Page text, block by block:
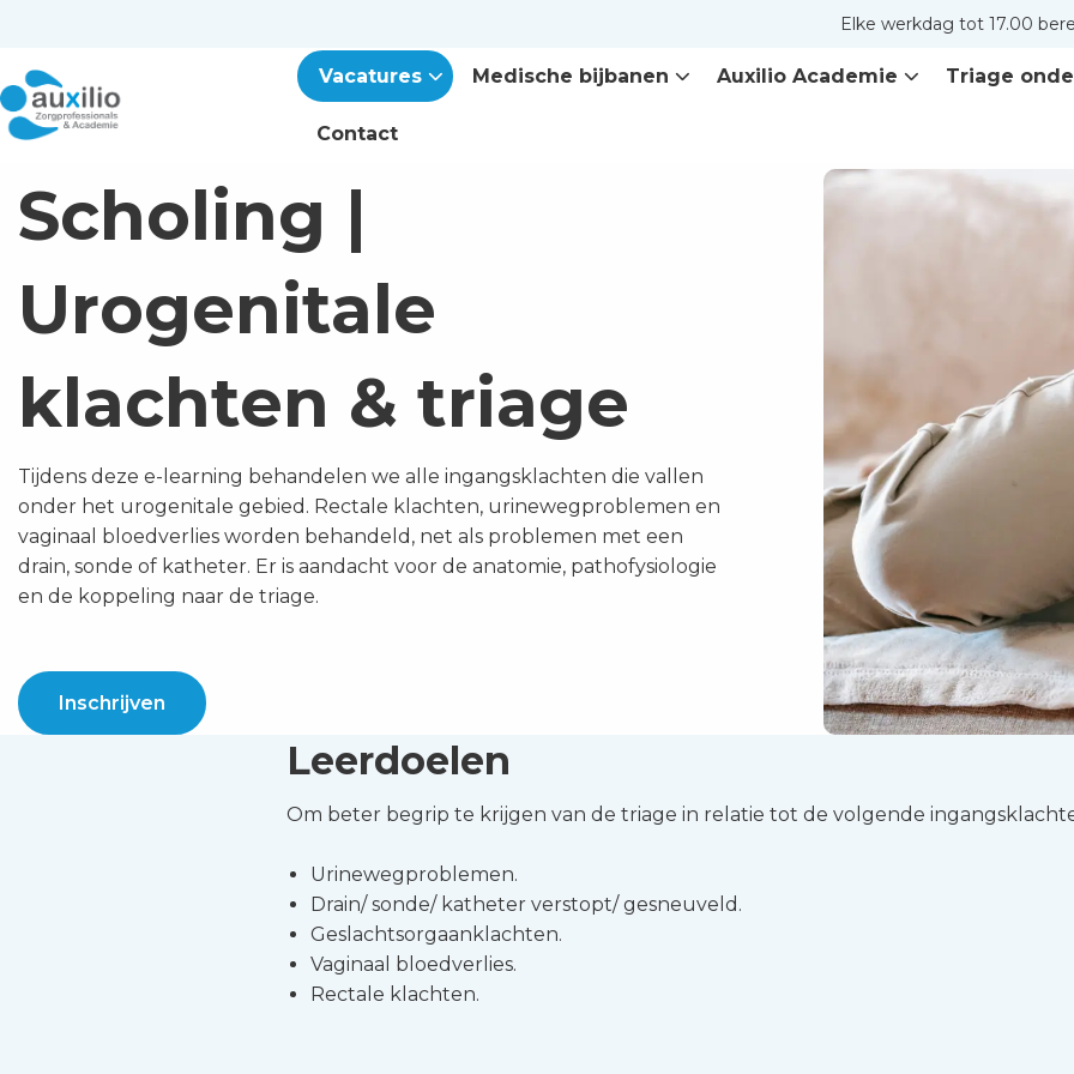
Elke werkdag tot 17.00
Vacatures Medische bijbanen Auxilio Academie Triage
Contact
Scholing |
Urogenitale
klachten & triage
Tijdens deze e-learning behandelen we alle ingangsklachten die vallen
onder het urogenitale gebied. Rectale klachten, urinewegproblemen en
vaginaal bloedverlies worden behandeld, net als problemen met een
drain, sonde of katheter. Er is aandacht voor de anatomie, pathofysiologie
en de koppeling naar de triage.
Inschrijven
Leerdoelen
Om beter begrip te krijgen van de triage in relatie tot de volgende
Urinewegproblemen.
Drain/ sonde/ katheter verstopt/ gesneuveld.
Geslachtsorgaanklachten.
Vaginaal bloedverlies.
Rectale klachten.